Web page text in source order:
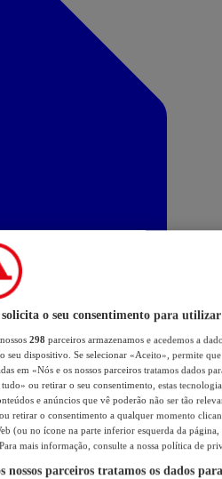
o seu consentimento para utilizar
298 parceiros armazenamos e acedemos a
seu dispositivo. Se selecionar «Aceito», permite
em «Nós e os nossos parceiros tratamos dados
ou retirar o seu consentimento, estas
e anúncios que vê poderão não ser tão
retirar o consentimento a qualquer momento
(ou no ícone na parte inferior esquerda da página,
mais informação, consulte a nossa política de
nossos parceiros tratamos os dados